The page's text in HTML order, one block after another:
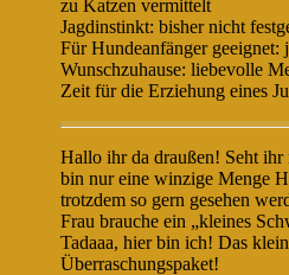
zu Katzen vermittelt
Jagdinstinkt: bisher nicht
Für Hundeanfänger geeignet:
Wunschzuhause: liebevolle
Zeit für die Erziehung eines
Hallo ihr da draußen! Seht
bin nur eine winzige Menge
trotzdem so gern gesehen
Frau brauche ein „kleines
Tadaaa, hier bin ich! Das
Überraschungspaket!